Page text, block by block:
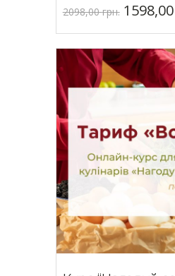
2098,00грн.
ціна:
2098,00
1598,00